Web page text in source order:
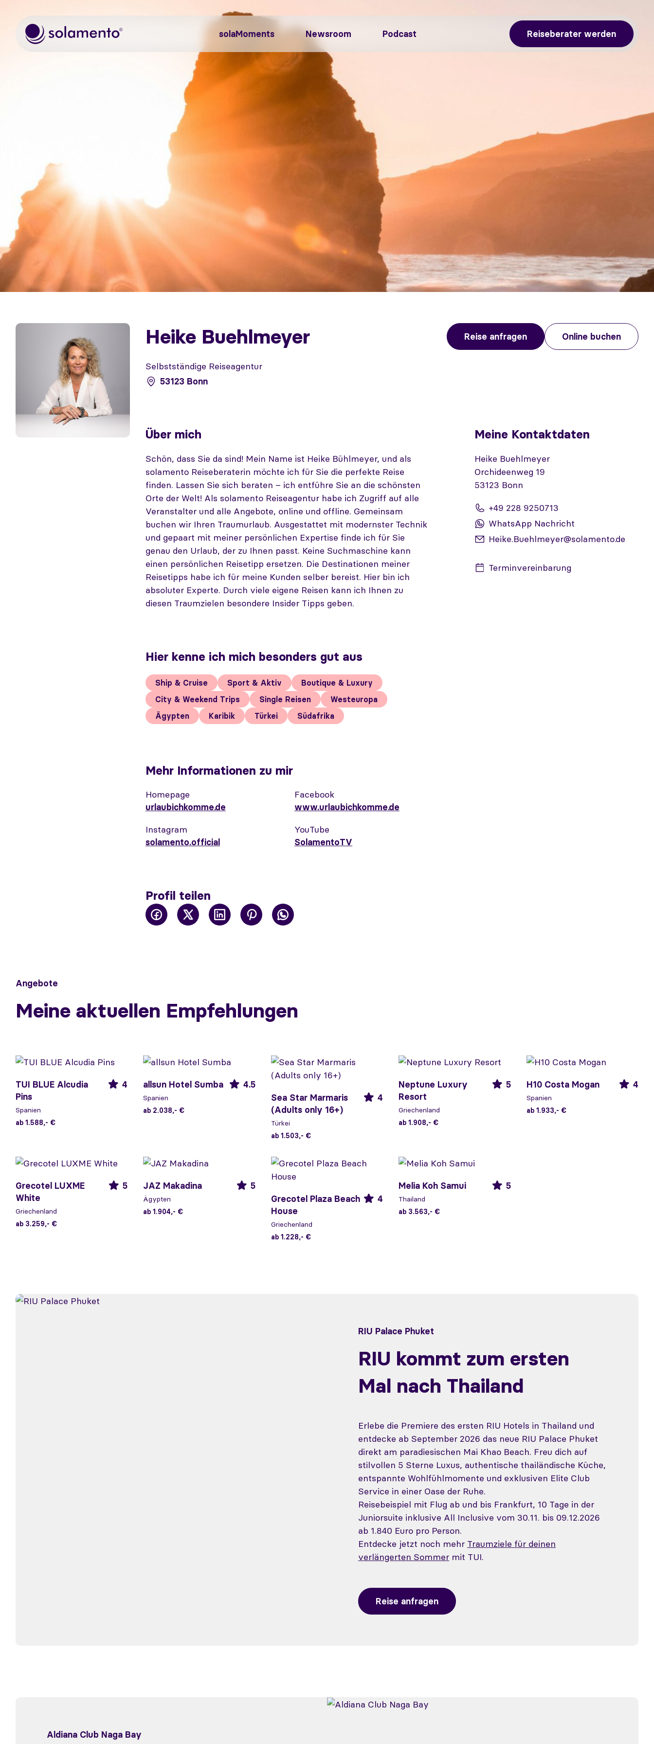
solaMoments Newsroom Podcast Reiseberater werden
Heike Buehlmeyer
Selbstständige Reiseagentur
53123 Bonn
Reise anfragen Online buchen
Über mich
Schön, dass Sie da sind! Mein Name ist Heike Bühlmeyer, und als
solamento Reiseberaterin möchte ich für Sie die perfekte Reise
finden. Lassen Sie sich beraten – ich entführe Sie an die schönsten
Orte der Welt! Als solamento Reiseagentur habe ich Zugriff auf alle
Veranstalter und alle Angebote, online und offline. Gemeinsam
buchen wir Ihren Traumurlaub. Ausgestattet mit modernster Technik
und gepaart mit meiner persönlichen Expertise finde ich für Sie
genau den Urlaub, der zu Ihnen passt. Keine Suchmaschine kann
einen persönlichen Reisetipp ersetzen. Die Destinationen meiner
Reisetipps habe ich für meine Kunden selber bereist. Hier bin ich
absoluter Experte. Durch viele eigene Reisen kann ich Ihnen zu
diesen Traumzielen besondere Insider Tipps geben.
Hier kenne ich mich besonders gut aus
Ship & Cruise Sport & Aktiv
Boutique & Luxury
City & Weekend Trips
Single Reisen
Westeuropa
Ägypten
Karibik Türkei Südafrika
Mehr Informationen zu mir
Homepage
urlaubichkomme.de
Facebook
www.urlaubichkomme.de
Instagram
solamento.official
YouTube
SolamentoTV
Profil teilen
Meine Kontaktdaten
Heike Buehlmeyer
Orchideenweg 19
53123 Bonn
+49 228 9250713
WhatsApp Nachricht
Heike.Buehlmeyer@solamento.de
Terminvereinbarung
Angebote
Meine aktuellen Empfehlungen
TUI BLUE Alcudia
Pins
4
Spanien
ab 1.588,- €
allsun Hotel Sumba 4.5
Spanien
ab 2.038,- €
Sea Star Marmaris
(Adults only 16+)
4
Türkei
ab 1.503,- €
Neptune Luxury
Resort
5
Griechenland
ab 1.908,- €
H10 Costa Mogan 4
Spanien
ab 1.933,- €
Grecotel LUXME
White
5
Griechenland
ab 3.259,- €
JAZ Makadina 5
Ägypten
ab 1.904,- €
Grecotel Plaza Beach
House
4
Griechenland
ab 1.228,- €
Melia Koh Samui 5
Thailand
ab 3.563,- €
RIU Palace Phuket
RIU kommt zum ersten
Mal nach Thailand
Erlebe die Premiere des ersten RIU Hotels in Thailand und
entdecke ab September 2026 das neue RIU Palace Phuket
direkt am paradiesischen Mai Khao Beach. Freu dich auf
stilvollen 5 Sterne Luxus, authentische thailändische Küche,
entspannte Wohlfühlmomente und exklusiven Elite Club
Service in einer Oase der Ruhe.
Reisebeispiel mit Flug ab und bis Frankfurt, 10 Tage in der
Juniorsuite inklusive All Inclusive vom 30.11. bis 09.12.2026
ab 1.840 Euro pro Person.
Entdecke jetzt noch mehr Traumziele für deinen
verlängerten Sommer mit TUI.
Reise anfragen
Aldiana Club Naga Bay